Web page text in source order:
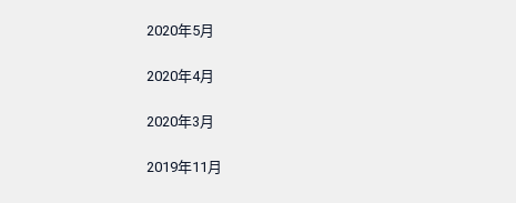
2020年5月
2020年4月
2020年3月
2019年11月